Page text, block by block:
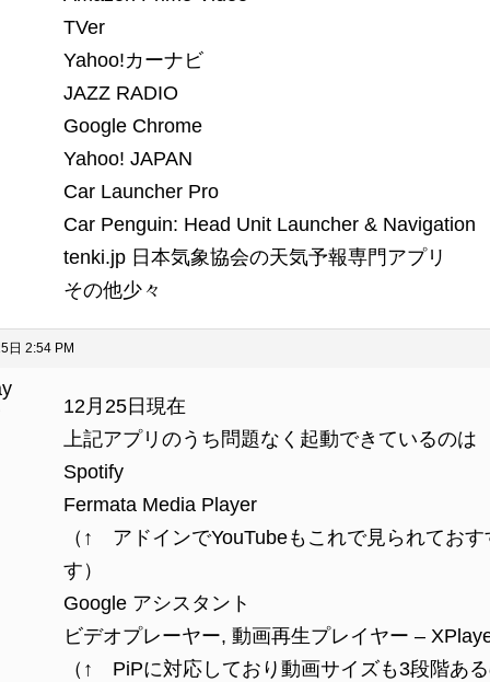
TVer
Yahoo!カーナビ
JAZZ RADIO
Google Chrome
Yahoo! JAPAN
Car Launcher Pro
Car Penguin: Head Unit Launcher & Navigation
tenki.jp 日本気象協会の天気予報専門アプリ
その他少々
日 2:54 PM
12月25日現在
上記アプリのうち問題なく起動できているのは
Spotify
Fermata Media Player
（↑ アドインでYouTubeもこれで見られておす
す）
Google アシスタント
ビデオプレーヤー, 動画再生プレイヤー –
（↑ PiPに対応しており動画サイズも3段階あ